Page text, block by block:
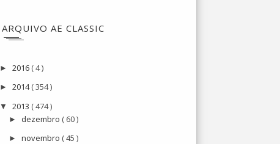
ARQUIVO AE CLASSIC
► 2016 ( 4 )
► 2014( 354 )
▼ 2013 ( 474 )
► dezembro ( 60 )
►novembro ( 45 )